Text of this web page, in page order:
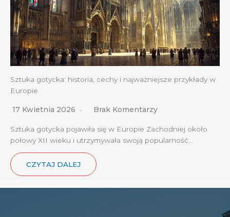
Sztuka gotycka: historia, cechy i najważniejsze przykłady w
Europie
17 Kwietnia 2026 Brak Komentarzy
Sztuka gotycka pojawiła się w Europie Zachodniej około
połowy XII wieku i utrzymywała swoją popularność…
CZYTAJ DALEJ